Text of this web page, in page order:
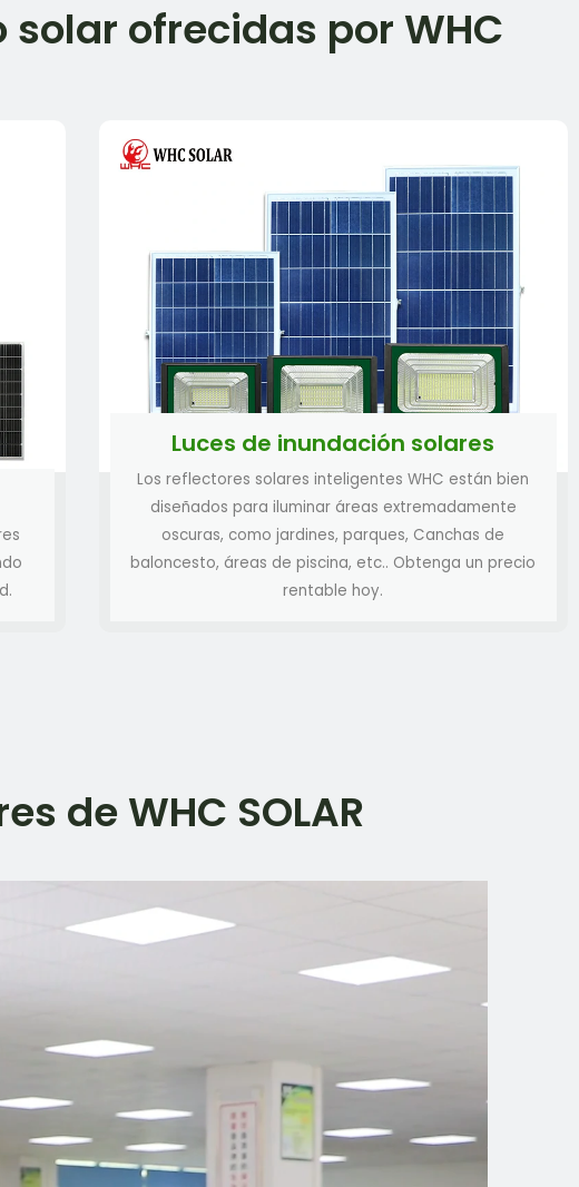
ofrecidas por WHC
Luces de inundación solares
Los reflectores solares inteligentes WHC están bien
diseñados para iluminar áreas extremadamente
oscuras, como jardines, parques, Canchas de
baloncesto, áreas de piscina, etc.. Obtenga un precio
rentable hoy.
Proyector solar con control remoto WHC-
300 Plus
Plus
Proyector solar con control remoto WHC-
800 Plus
de WHC SOLAR